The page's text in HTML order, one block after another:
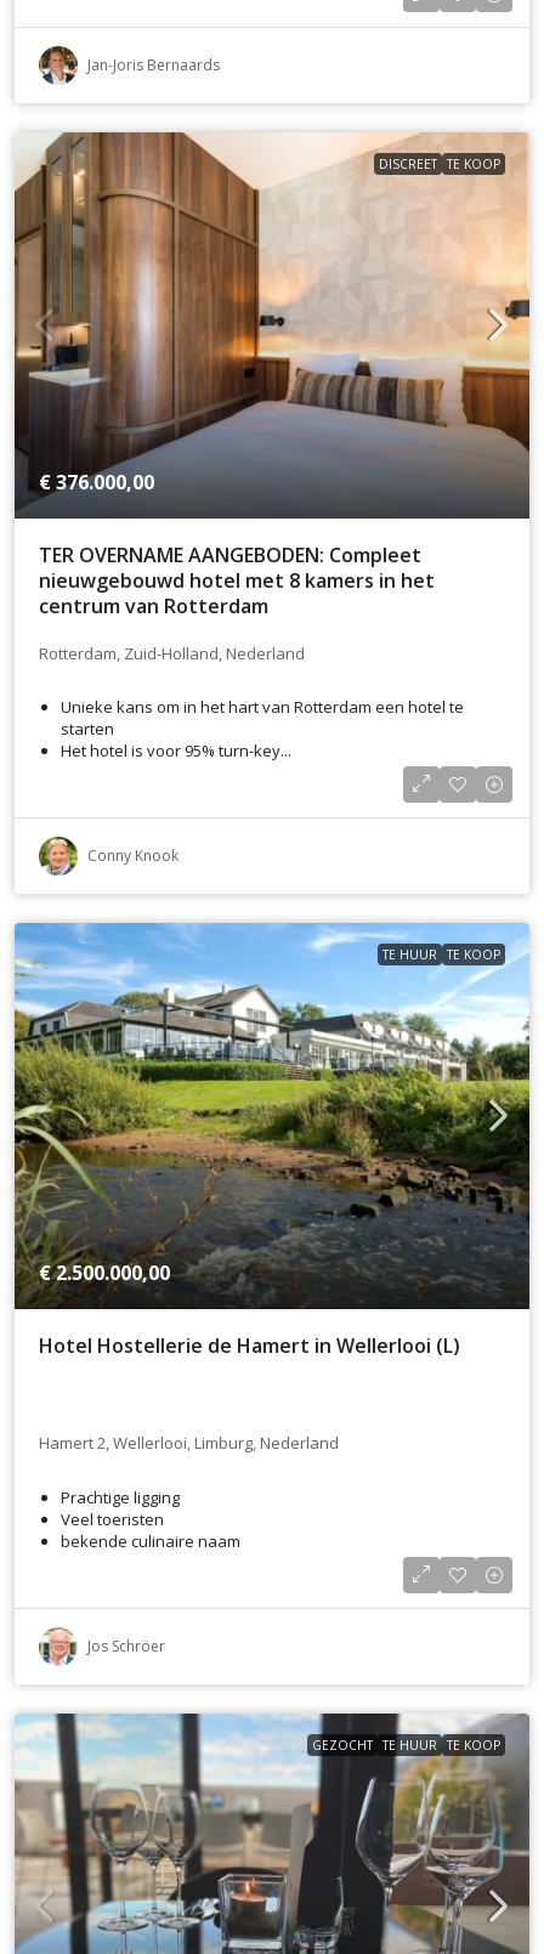
Jan-Joris Bernaards
DISCREET TE KOOP
€ 376.000,00
TER OVERNAME AANGEBODEN: Compleet
nieuwgebouwd hotel met 8 kamers in het
centrum van Rotterdam
Rotterdam, Zuid-Holland, Nederland
Unieke kans om in het hart van Rotterdam een hotel te
starten
Het hotel is voor 95% turn-key...
Conny Knook
TE HUUR TE KOOP
€ 2.500.000,00
Hotel Hostellerie de Hamert in Wellerlooi (L)
Hamert 2, Wellerlooi, Limburg, Nederland
Prachtige ligging
Veel toeristen
bekende culinaire naam
Jos Schröer
GEZOCHT TE HUUR TE KOOP